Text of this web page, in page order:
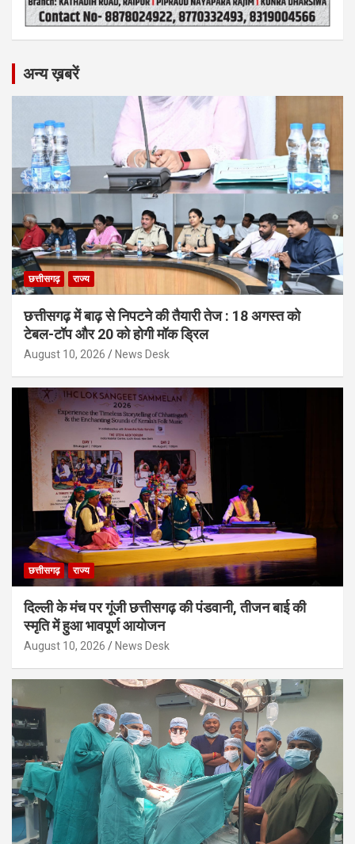
अन्य ख़बरें
छत्तीसगढ़ राज्य
छत्तीसगढ़ में बाढ़ से निपटने की तैयारी तेज : 18 अगस्त को
टेबल-टॉप और 20 को होगी मॉक ड्रिल
August 10, 2026 News Desk
छत्तीसगढ़ राज्य
दिल्ली के मंच पर गूंजी छत्तीसगढ़ की पंडवानी, तीजन बाई की
स्मृति में हुआ भावपूर्ण आयोजन
August 10, 2026 News Desk